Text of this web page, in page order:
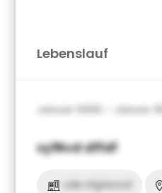
Lebenslauf
Januar 0000 – Januar
xyfRvd dffdf
cde vfgtevcd